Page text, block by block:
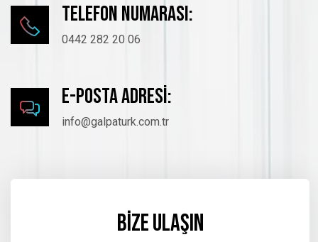
Telefon numarası:
0442 282 20 06
E-Posta Adresi:
info@galpaturk.com.tr
Bize Ulaşın